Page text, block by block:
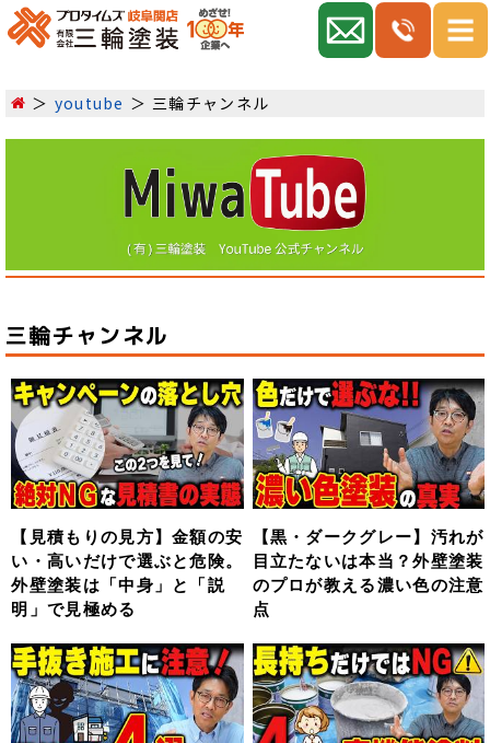
youtube 三輪チャンネル
三輪チャンネル
【見積もりの見方】金額の安
い・高いだけで選ぶと危険。
外壁塗装は「中身」と「説
明」で見極める
【黒・ダークグレー】汚れが
目立たないは本当？外壁塗装
のプロが教える濃い色の注意
点